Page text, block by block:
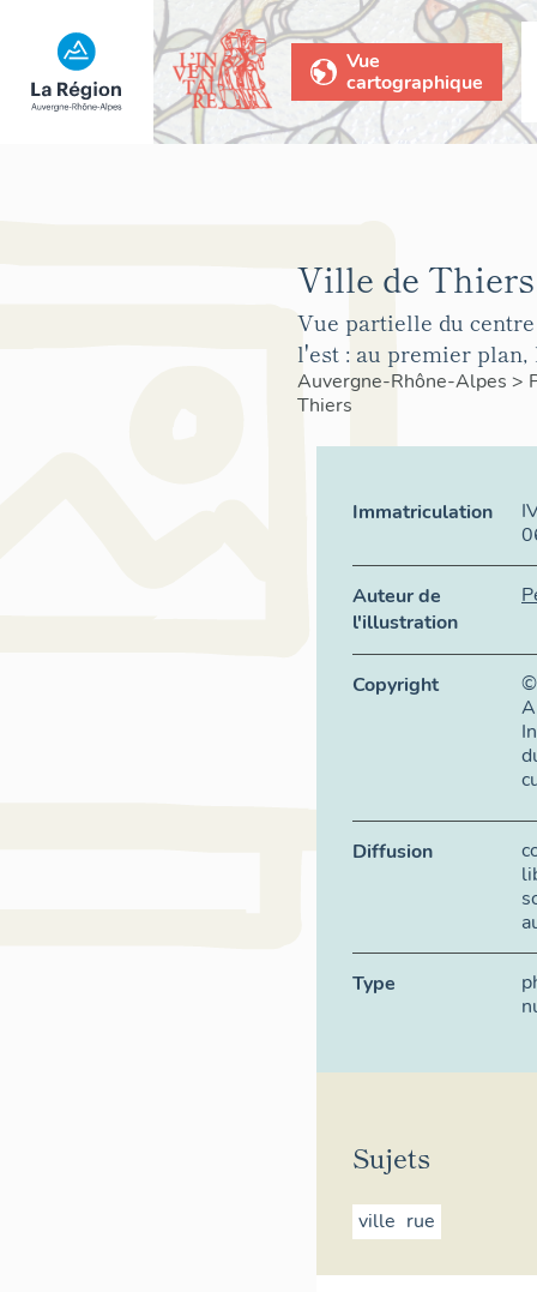
Vue
cartographique
Ville de
Vue partielle du
l'est : au premier
Auvergne-Rhône-Alpes >
Thiers
Immatriculation
Auteur de
l'illustration
Copyright
Diffusion
Type
Sujets
ville rue